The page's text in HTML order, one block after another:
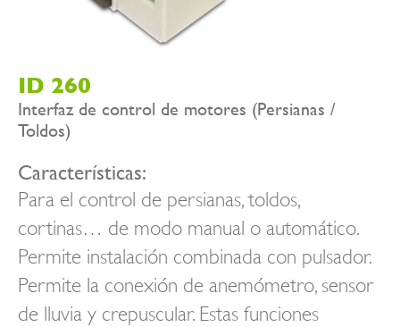
ID 260
Interfaz de control de motores (Persianas /
Toldos)
Características:
Para el control de persianas, toldos,
cortinas… de modo manual o automático.
Permite instalación combinada con pulsador.
Permite la conexión de anemómetro, sensor
de lluvia y crepuscular. Estas funciones